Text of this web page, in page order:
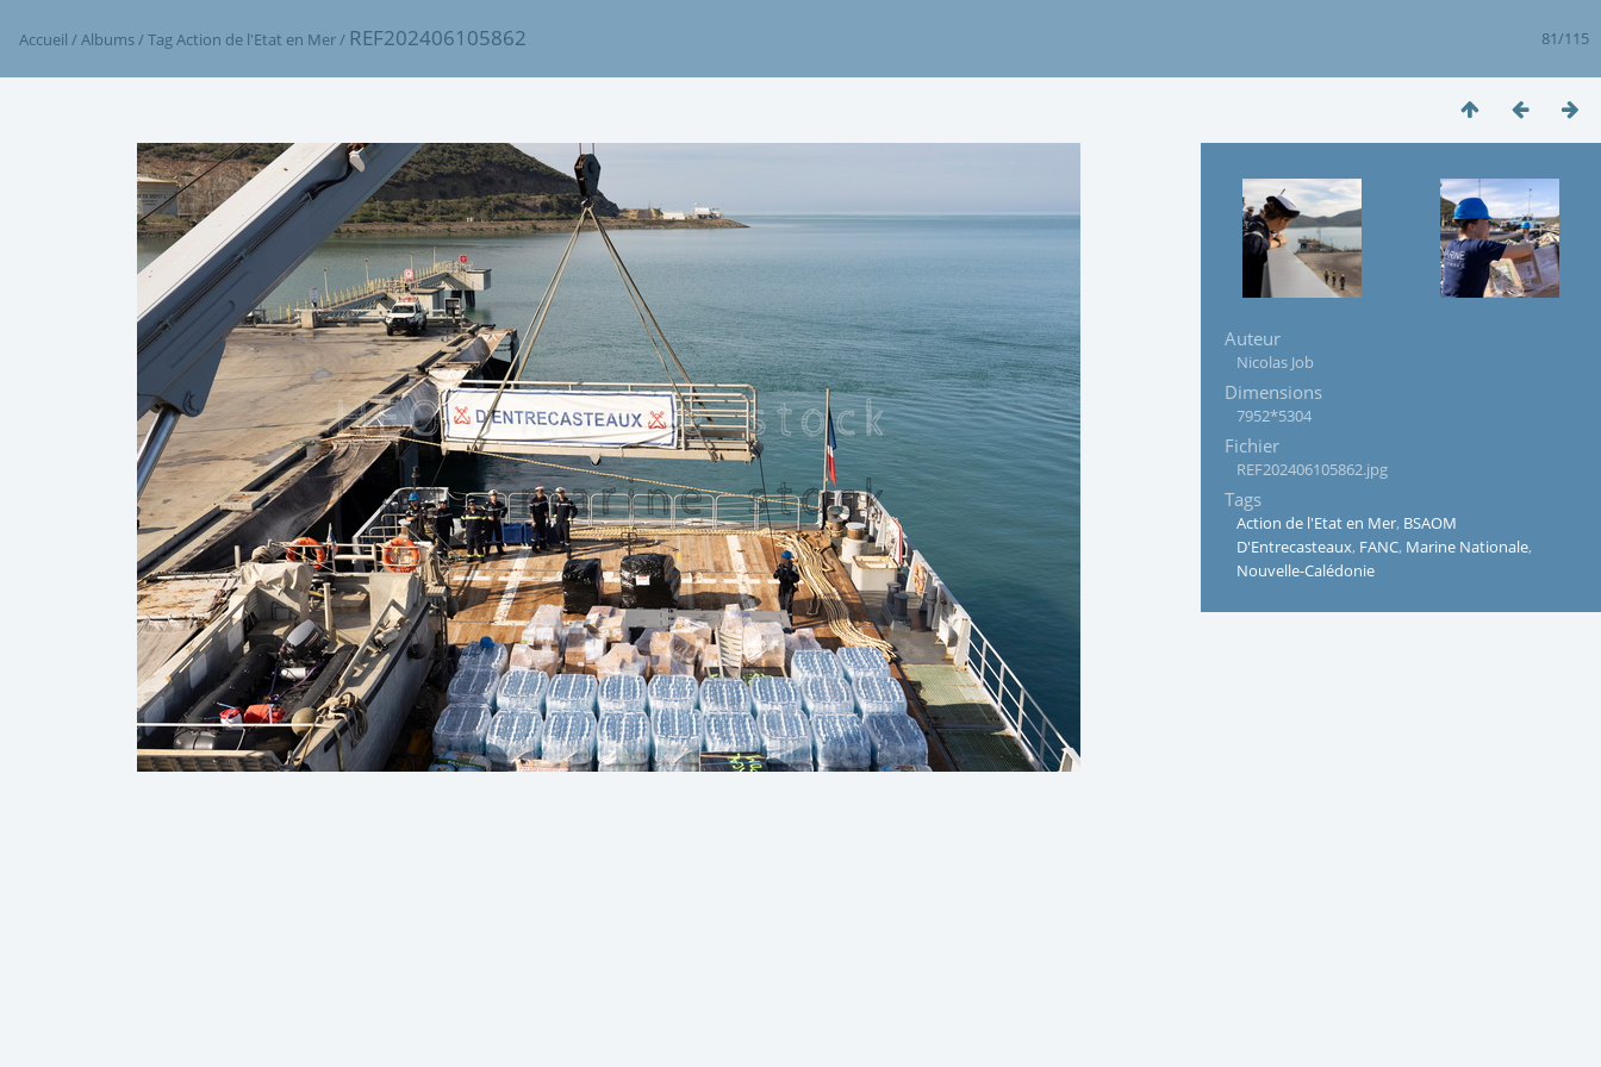
81/115
Accueil /Albums/TagAction de l'Etat en Mer/ REF202406105862
Auteur
Nicolas Job
Dimensions
7952*5304
Fichier
REF202406105862.jpg
Tags
Action de l'Etat en Mer, BSAOM
D'Entrecasteaux, FANC, Marine Nationale,
Nouvelle-Calédonie